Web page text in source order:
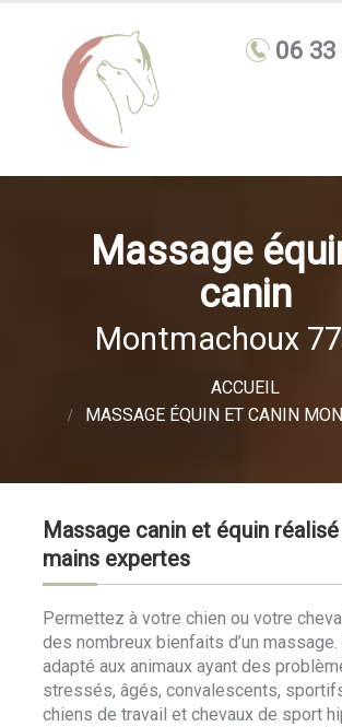
Massage
canin
Montmachoux
ACCUEIL
MASSAGE ÉQUIN ET CANIN
Massage canin et équin
mains expertes
Permettez à votre chien ou votre
des nombreux bienfaits d’un
adapté aux animaux ayant des
stressés, âgés, convalescents,
chiens de travail et chevaux de sport